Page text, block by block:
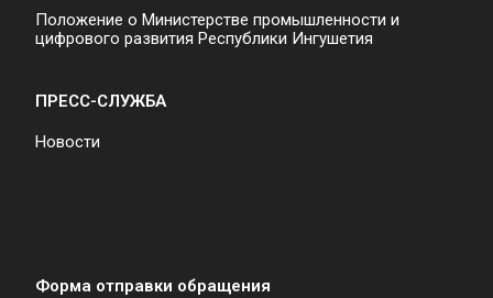
Положение о Министерстве промышленности и
цифрового развития Республики Ингушетия
ПРЕСС-СЛУЖБА
Новости
Форма отправки обращения